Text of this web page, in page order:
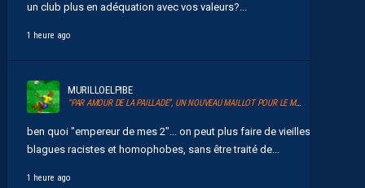
un club plus en adéquation avec vos valeurs?...
1 heure ago
MURILLOELPIBE
“PAR AMOUR DE LA PAILLADE”, UN NOUVEAU MAILLOT POUR LE MHSC
ben quoi "empereur de mes 2"... on peut plus faire de vieilles
blagues racistes et homophobes, sans être traité de...
1 heure ago